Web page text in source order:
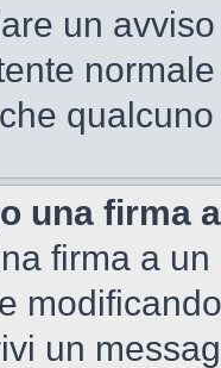
un
una firma
firma a
un